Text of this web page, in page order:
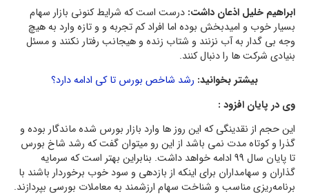
ابراهیم خلیل اذعان داشت: درست است که شرایط کنونی بازار سهام
بسیار خوب و امیدبخش بوده اما افراد کم تجربه و و تازه وارد به هیچ
وجه بی گدار به آب نزنند و شتاب زنده و هیجانب رفتار نکنند و مسئل
بنیادی شرکت ها را دنبال کنند.
بیشتر بخوانید: رشد شاخص بورس تا کی ادامه دارد؟
وی در پایان افزود :
این حجم از نقدینگی که این روز ها وارد بازار بورس شده ماندگار بوده و
گذرا و کوتاه مدت نمی باشد از این رو میتوان گفت که رشد شاخ بورس
تا پایان سال 99 ادامه خواهد داشت. بنابراین بهتر است که سرمایه
گذاران و سهامداران برای اینکه از بازدهی و سود خوب برخوردار باشند با
برنامه‌ریزی مناسب و شناخت سهام ارزشمند به معاملات بورسی بپردازند.